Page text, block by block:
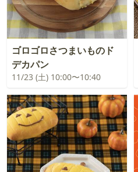
ゴロゴロさつまいものド
デカパン
11/23 (土) 10:00〜10:40